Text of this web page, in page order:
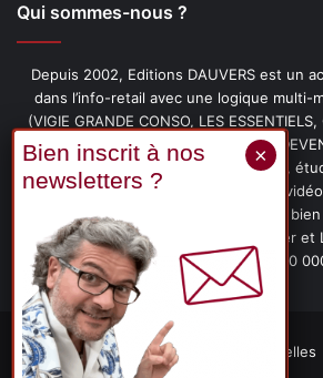
Qui sommes-nous ?
Depuis 2002, Editions DAUVERS est un
dans l’info-retail avec une logique multi-
(VIGIE GRANDE CONSO, LES
livres (PENSER-CLIENT, IMAGE-PRIX,
PRÉFÉRÉ DE VOS CLIENTS, etc.),
PROMOFLASH, DRIVE INSIGHTS),
CONSO), podcasts (CAFÉ CONSO) et,
vous êtes, ainsi que les fils Twitter et
communauté de plus de 150
Mentions légales Données personnelles